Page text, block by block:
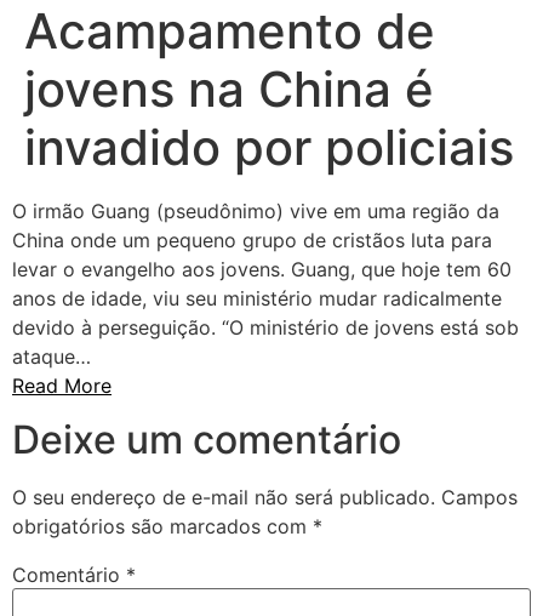
Acampamento de
jovens na China é
invadido por policiais
O irmão Guang (pseudônimo) vive em uma região da
China onde um pequeno grupo de cristãos luta para
levar o evangelho aos jovens. Guang, que hoje tem 60
anos de idade, viu seu ministério mudar radicalmente
devido à perseguição. “O ministério de jovens está sob
ataque…
Read More
Deixe um comentário
O seu endereço de e-mail não será publicado. Campos
obrigatórios são marcados com *
Comentário *